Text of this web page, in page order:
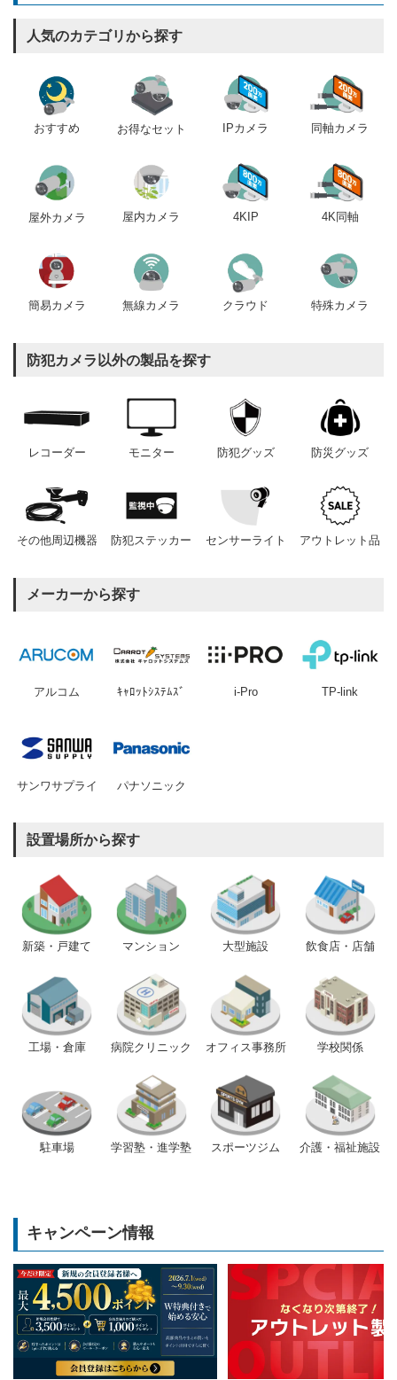
人気のカテゴリから探す
おすすめ お得なセット IPカメラ 同軸カメラ
屋外カメラ 屋内カメラ 4KIP 4K同軸
簡易カメラ 無線カメラ クラウド 特殊カメラ
防犯カメラ以外の製品を探す
レコーダー モニター 防犯グッズ 防災グッズ
その他周辺機器 防犯ステッカー センサーライト アウトレット品
メーカーから探す
アルコム ｷｬﾛｯﾄｼｽﾃﾑｽﾞ i-Pro TP-link
サンワサプライ パナソニック
設置場所から探す
新築・戸建て マンション 大型施設 飲食店・店舗
工場・倉庫 病院クリニック オフィス事務所 学校関係
駐車場 学習塾・進学塾 スポーツジム 介護・福祉施設
キャンペーン情報